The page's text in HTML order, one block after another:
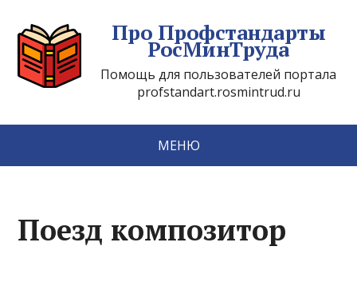
Про Профстандарты
РосМинТруда
Помощь для пользователей портала
profstandart.rosmintrud.ru
МЕНЮ
Поезд композитор